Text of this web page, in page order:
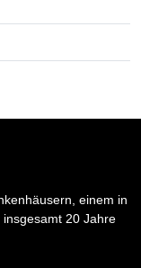
einem in
20 Jahre